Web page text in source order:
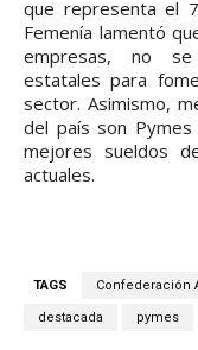
que representa el
Femenía lamentó
empresas, no se
estatales para
sector. Asimismo,
del país son
mejores sueldos
actuales.
TAGS Confederación
destacada pymes